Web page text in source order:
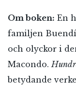
Om boken: En
familjen
och olyckor i
Macondo.
betydande